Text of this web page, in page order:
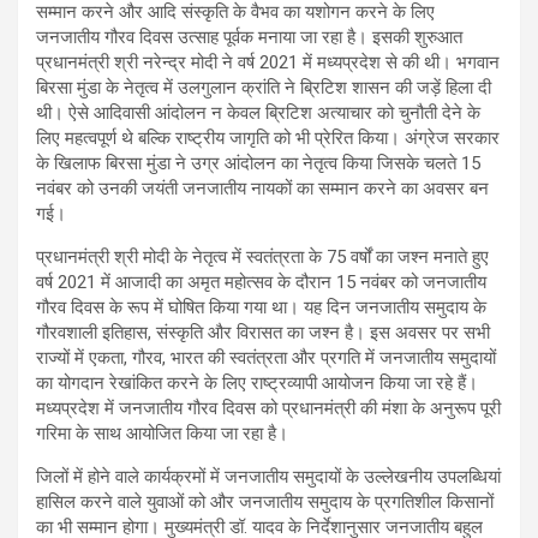
सम्मान करने और आदि संस्कृति के वैभव का यशोगन करने के लिए
जनजातीय गौरव दिवस उत्साह पूर्वक मनाया जा रहा है। इसकी शुरुआत
प्रधानमंत्री श्री नरेन्द्र मोदी ने वर्ष 2021 में मध्यप्रदेश से की थी। भगवान
बिरसा मुंडा के नेतृत्व में उलगुलान क्रांति ने ब्रिटिश शासन की जड़ें हिला दी
थी। ऐसे आदिवासी आंदोलन न केवल ब्रिटिश अत्याचार को चुनौती देने के
लिए महत्वपूर्ण थे बल्कि राष्ट्रीय जागृति को भी प्रेरित किया। अंग्रेज सरकार
के खिलाफ बिरसा मुंडा ने उग्र आंदोलन का नेतृत्व किया जिसके चलते 15
नवंबर को उनकी जयंती जनजातीय नायकों का सम्मान करने का अवसर बन
गई।
प्रधानमंत्री श्री मोदी के नेतृत्व में स्वतंत्रता के 75 वर्षों का जश्न मनाते हुए
वर्ष 2021 में आजादी का अमृत महोत्सव के दौरान 15 नवंबर को जनजातीय
गौरव दिवस के रूप में घोषित किया गया था। यह दिन जनजातीय समुदाय के
गौरवशाली इतिहास, संस्कृति और विरासत का जश्न है। इस अवसर पर सभी
राज्यों में एकता, गौरव, भारत की स्वतंत्रता और प्रगति में जनजातीय समुदायों
का योगदान रेखांकित करने के लिए राष्ट्रव्यापी आयोजन किया जा रहे हैं।
मध्यप्रदेश में जनजातीय गौरव दिवस को प्रधानमंत्री की मंशा के अनुरूप पूरी
गरिमा के साथ आयोजित किया जा रहा है।
जिलों में होने वाले कार्यक्रमों में जनजातीय समुदायों के उल्लेखनीय उपलब्धियां
हासिल करने वाले युवाओं को और जनजातीय समुदाय के प्रगतिशील किसानों
का भी सम्मान होगा। मुख्यमंत्री डॉ. यादव के निर्देशानुसार जनजातीय बहुल